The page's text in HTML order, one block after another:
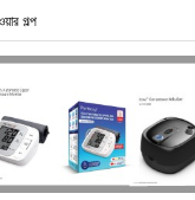
গল্প